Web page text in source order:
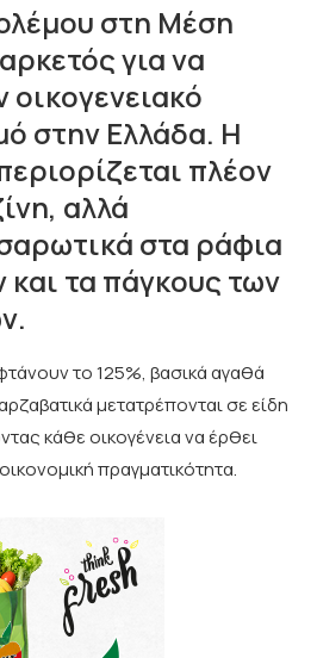
στη Μέση
για να
οικογενειακό
στην Ελλάδα. Η
πλέον
αλλά
στα ράφια
τα πάγκους των
το 125%, βασικά αγαθά
μετατρέπονται σε είδη
κάθε οικογένεια να έρθει
πραγματικότητα.